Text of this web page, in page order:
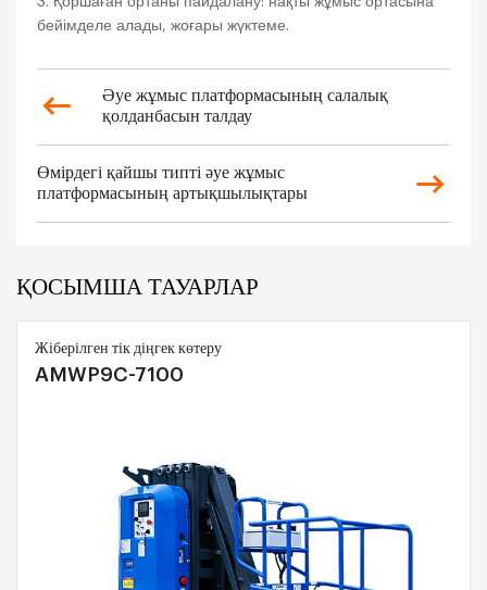
бейімделе алады, жоғары жүктеме.
Әуе жұмыс платформасының салалық
қолданбасын талдау
Өмірдегі қайшы типті әуе жұмыс
платформасының артықшылықтары
ҚОСЫМША ТАУАРЛАР
Жіберілген тік діңгек көтеру
AMWP9C-7100